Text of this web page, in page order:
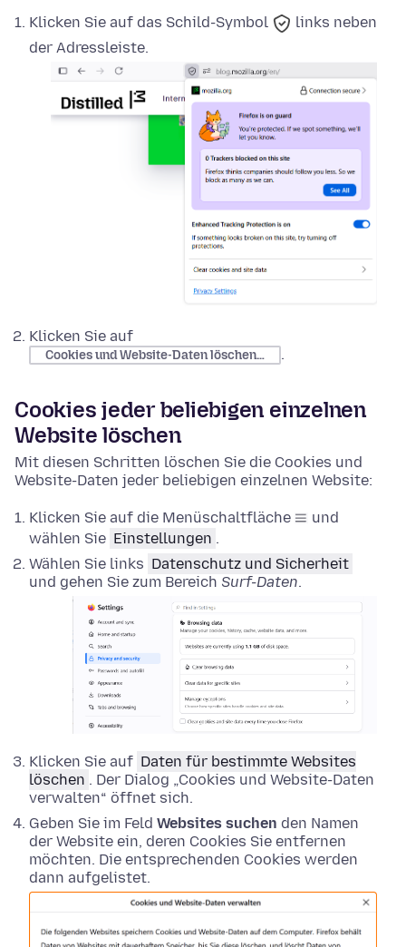
Klicken Sie auf das Schild-Symbol
links neben
der Adressleiste.
Klicken Sie auf
Cookies und Website-Daten löschen… .
Cookies jeder beliebigen einzelnen
Website löschen
Mit diesen Schritten löschen Sie die Cookies und
Website-Daten jeder beliebigen einzelnen Website:
Klicken Sie auf die Menüschaltfläche
und
wählen Sie Einstellungen .
Wählen Sie links Datenschutz und Sicherheit
und gehen Sie zum Bereich Surf-Daten.
Klicken Sie auf Daten für bestimmte Websites
löschen . Der Dialog „Cookies und Website-Daten
verwalten“ öffnet sich.
Geben Sie im Feld Websites suchen den Namen
der Website ein, deren Cookies Sie entfernen
möchten. Die entsprechenden Cookies werden
dann aufgelistet.